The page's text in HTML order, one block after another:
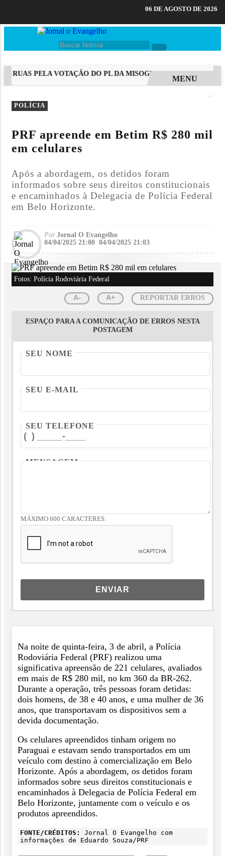
06 DE AGOSTO DE 2026
RUAS PELA VOTAÇÃO DO PL DA MISOGINIA PETROBRAS
MENU
POLÍCIA
PRF apreende em Betim R$ 280 mil
em celulares
Após a abordagem, os detidos foram
informados sobre seus direitos constitucionais
e encaminhados à Delegacia de Polícia Federal
em Belo Horizonte.
PorJornal O Evangelho
04/04/2025 21:00 04/04/2025 21:03
Fotos: Polícia Rodoviária Federal
A- A+ REPORTAR ERROS
ESPAÇO PARA A COMUNICAÇÃO DE ERROS NESTA
POSTAGEM
SEU NOME
SEU E-MAIL
SEU TELEFONE
MENSAGEM
MÁXIMO 600 CARACTERES.
ENVIAR
Na noite de quinta-feira, 3 de abril, a Polícia
Rodoviária Federal (PRF) realizou uma
significativa apreensão de 221 celulares, avaliados
em mais de R$ 280 mil, no km 360 da BR-262.
Durante a operação, três pessoas foram detidas:
dois homens, de 38 e 40 anos, e uma mulher de 36
anos, que transportavam os dispositivos sem a
devida documentação.
Os celulares apreendidos tinham origem no
Paraguai e estavam sendo transportados em um
veículo com destino à comercialização em Belo
Horizonte. Após a abordagem, os detidos foram
informados sobre seus direitos constitucionais e
encaminhados à Delegacia de Polícia Federal em
Belo Horizonte, juntamente com o veículo e os
produtos apreendidos.
FONTE/CRÉDITOS:
Jornal O Evangelho com
informações de Eduardo Souza/PRF